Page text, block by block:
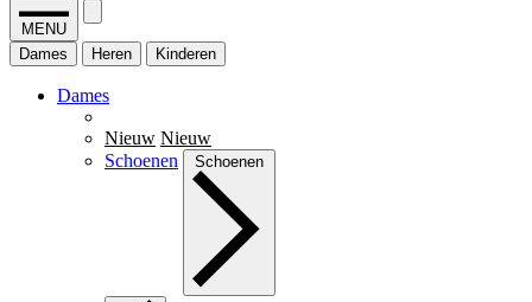
MENU
Dames
Heren Kinderen
Dames
Nieuw Nieuw
Schoenen
Schoenen